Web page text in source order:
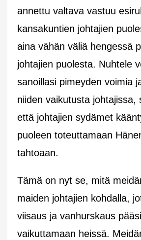
annettu valtava vastuu
kansakuntien johtajien
aina vähän väliä hengessä
johtajien puolesta. Nuhtele
sanoillasi pimeyden voimia
niiden vaikutusta johtajissa,
että johtajien sydämet
puoleen toteuttamaan
tahtoaan.
Tämä on nyt se, mitä
maiden johtajien kohdalla,
viisaus ja vanhurskaus
vaikuttamaan heissä.